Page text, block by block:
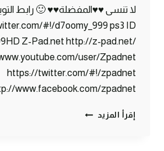
لا تنسى ♥♥المفضلة♥♥ 🙂 رابط
#!/d7oomy_999 ps3 ID
Z-Pad.net http://z-pad.net/
user/Zpadnet
https://twitter.com/#!/zpadnet
www.facebook.com/zpadnet
إقرأ المزيد ماين